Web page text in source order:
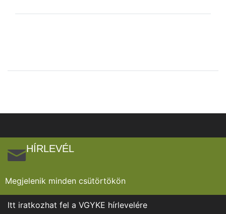
HÍRLEVÉL
Megjelenik minden csütörtökön
Itt iratkozhat fel a VGYKE hírlevelére